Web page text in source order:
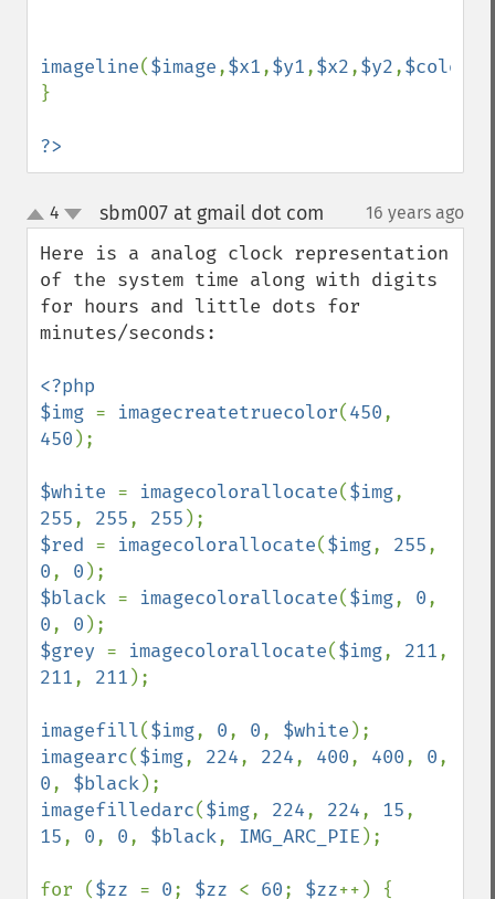
imageline($image,$x1,$y1,$x2,$y2,$color
}
?>
up
down
4 sbm007 at gmail dot com 16 years ago
Here is a analog clock representation
of the system time along with digits
for hours and little dots for
minutes/seconds:
<?php
$img = imagecreatetruecolor(450
450 );
$white = imagecolorallocate($img
255, 255, 255
$red = imagecolorallocate($img, 255
0, 0
$black = imagecolorallocate($img, 0
0, 0
$grey = imagecolorallocate($img, 211
211, 211 );
imagefill($img, 0, 0, $white
imagearc($img, 224, 224, 400, 400, 0
0, $black
imagefilledarc($img, 224, 224, 15
15, 0, 0, $black, IMG_ARC_PIE );
for ($zz = 0; $zz < 60; $zz++) {